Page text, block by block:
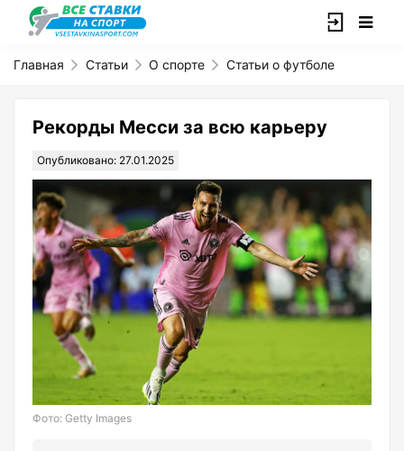
Главная Статьи О спорте Статьи о футболе
Рекорды Месси за всю карьеру
Опубликовано: 27.01.2025
Фото: Getty Images